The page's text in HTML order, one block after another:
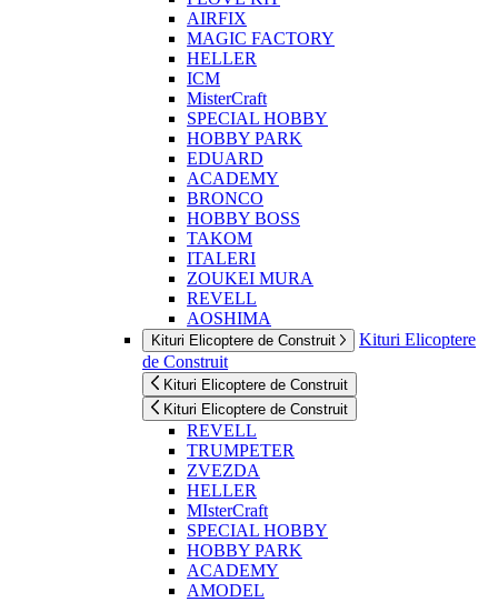
AIRFIX
MAGIC FACTORY
HELLER
ICM
MisterCraft
SPECIAL HOBBY
HOBBY PARK
EDUARD
ACADEMY
BRONCO
HOBBY BOSS
TAKOM
ITALERI
ZOUKEI MURA
REVELL
AOSHIMA
Kituri Elicoptere de Construit
Kituri Elicoptere
de Construit
Kituri Elicoptere de Construit
Kituri Elicoptere de Construit
REVELL
TRUMPETER
ZVEZDA
HELLER
MIsterCraft
SPECIAL HOBBY
HOBBY PARK
ACADEMY
AMODEL